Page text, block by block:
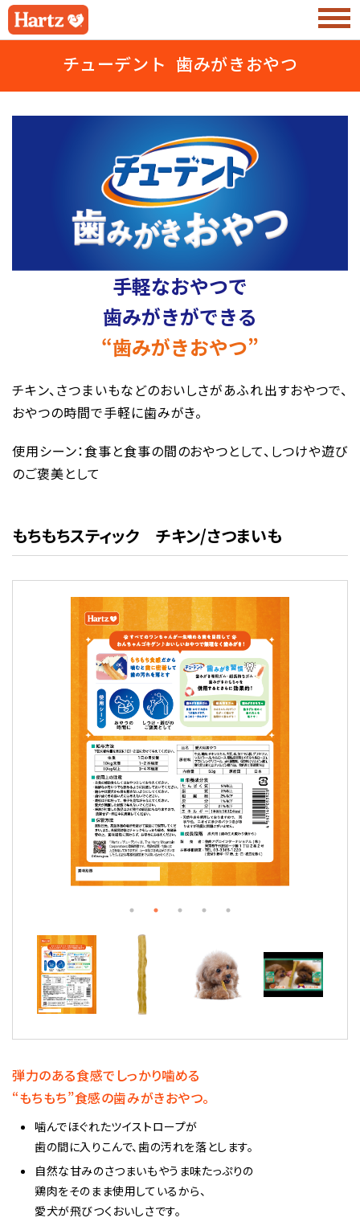
チューデント 歯みがきおやつ
手軽なおやつで
歯みがきができる
“歯みがきおやつ”
チキン、さつまいもなどのおいしさがあふれ出すおやつで、
おやつの時間で手軽に歯みがき。
使用シーン：食事と食事の間のおやつとして、しつけや遊び
のご褒美として
もちもちスティック チキン/さつまいも
弾力のある食感でしっかり噛める
“もちもち”食感の歯みがきおやつ。
噛んでほぐれたツイストロープが
歯の間に入りこんで、歯の汚れを落とします。
自然な甘みのさつまいもやうま味たっぷりの
鶏肉をそのまま使用しているから、
愛犬が飛びつくおいしさです。